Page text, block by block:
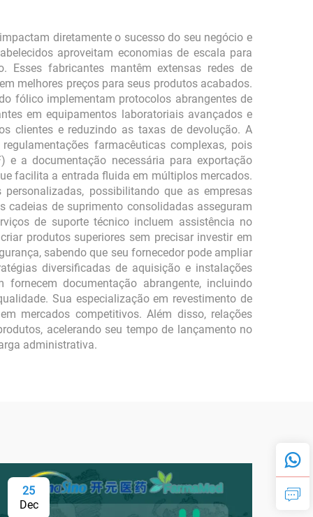
diretamente o sucesso do seu negócio e
aproveitam economias de escala para
Esses fabricantes mantêm extensas redes de
melhores preços para seus produtos acabados.
fólico implementam protocolos abrangentes de
em equipamentos laboratoriais avançados e
clientes e reduzindo as taxas de devolução. A
farmacêuticas complexas, pois
e a documentação necessária para exportação
facilita a entrada fluida em múltiplos mercados.
possibilitando que as empresas
cadeias de suprimento consolidadas asseguram
de suporte técnico incluem assistência no
produtos superiores sem precisar investir em
sabendo que seu fornecedor pode ampliar
diversificadas de aquisição e instalações
documentação abrangente, incluindo
Sua especialização em revestimento de
mercados competitivos. Além disso, relações
acelerando seu tempo de lançamento no
administrativa.
25
Dec